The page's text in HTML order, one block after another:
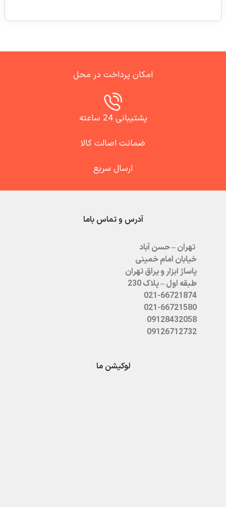
امکان پرداخت در محل
پشتیبانی 24 ساعته
ضمانت اصالت کالا
ارسال سریع
آدرس و تماس باما
تهران – حسن آباد
خیابان امام خمینی
پاساژ ابزار و یراق تهران
طبقه اول – پلاک 230
021-66721874
021-66721580
09128432058
09126712732
لوکیشن ما